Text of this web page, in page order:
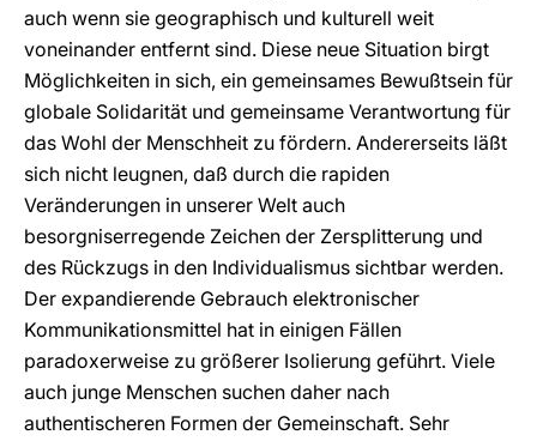
auch wenn sie geographisch und kulturell weit
voneinander entfernt sind. Diese neue Situation birgt
Möglichkeiten in sich, ein gemeinsames Bewußtsein für
globale Solidarität und gemeinsame Verantwortung für
das Wohl der Menschheit zu fördern. Andererseits läßt
sich nicht leugnen, daß durch die rapiden
Veränderungen in unserer Welt auch
besorgniserregende Zeichen der Zersplitterung und
des Rückzugs in den Individualismus sichtbar werden.
Der expandierende Gebrauch elektronischer
Kommunikationsmittel hat in einigen Fällen
paradoxerweise zu größerer Isolierung geführt. Viele
auch junge Menschen suchen daher nach
authentischeren Formen der Gemeinschaft. Sehr